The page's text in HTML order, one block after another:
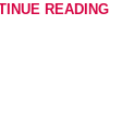
READING